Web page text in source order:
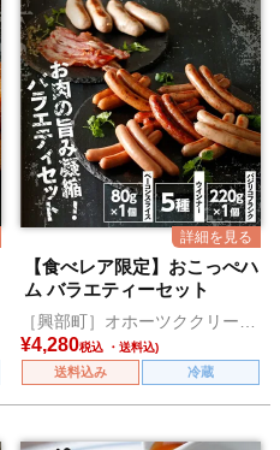
【食べレア限定】おこっぺハ
ム バラエティーセット
［興部町］オホーツククリーン
ミート
¥4,280税込
送料込み 冷蔵